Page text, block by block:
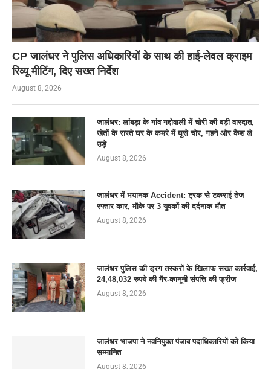
CP जालंधर ने पुलिस अधिकारियों के साथ की हाई-लेवल क्राइम
रिव्यू मीटिंग, दिए सख्त निर्देश
August 8, 2026
जालंधर: लांबड़ा के गांव गद्दोवाली में चोरी की बड़ी वारदात,
खेतों के रास्ते घर के कमरे में घुसे चोर, गहने और कैश ले
उड़े
August 8, 2026
जालंधर में भयानक Accident: ट्रक से टकराई तेज
रफ्तार कार, मौके पर 3 युवकों की दर्दनाक मौत
August 8, 2026
जालंधर पुलिस की ड्रग तस्करों के खिलाफ सख्त कार्रवाई,
24,48,032 रुपये की गैर-कानूनी संपत्ति की फ्रीज
August 8, 2026
जालंधर भाजपा ने नवनियुक्त पंजाब पदाधिकारियों को किया
सम्मानित
August 8, 2026